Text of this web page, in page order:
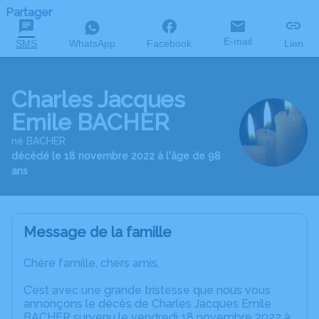
Partager
SMS WhatsApp Facebook E-mail Lien
Charles Jacques
Emile BACHER
né BACHER
décédé le 18 novembre 2022 à l'âge de 98
ans
Message de la famille
Chère famille, chers amis,
C’est avec une grande tristesse que nous vous
annonçons le décès de Charles Jacques Emile